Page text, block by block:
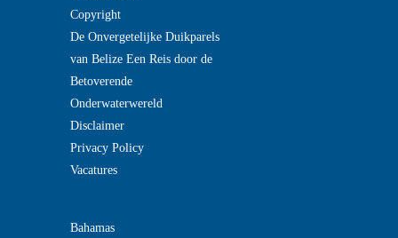
Copyright
De Onvergetelijke Duikparels
van Belize Een Reis door de
Betoverende
Onderwaterwereld
Disclaimer
Privacy Policy
Vacatures
Bahamas